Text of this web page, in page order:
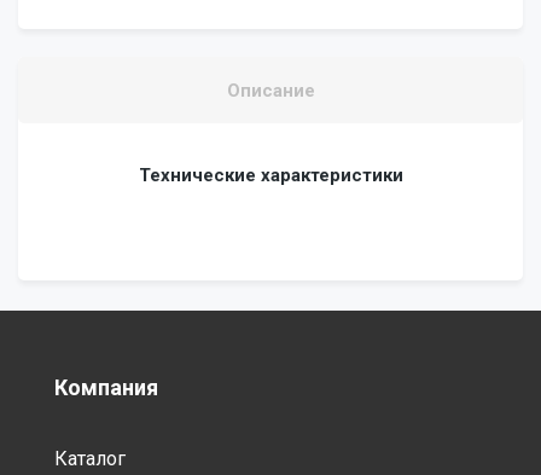
Описание
Технические характеристики
Компания
Каталог